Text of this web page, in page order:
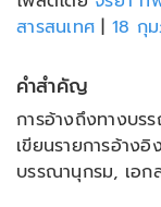
สารสนเทศ| 18 กุ
คำสำคัญ
การอ้างถึงทางบร
เขียนรายการอ้าง
บรรณานุกรม, เอก